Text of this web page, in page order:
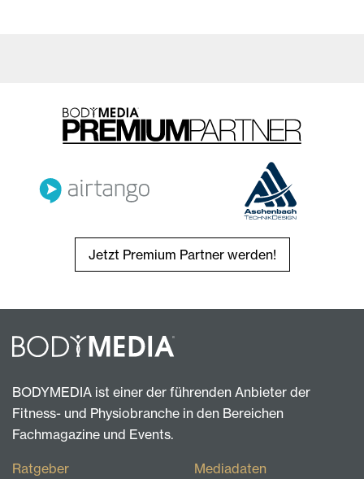
Jetzt Premium Partner werden!
BODYMEDIA ist einer der führenden Anbieter der
Fitness- und Physiobranche in den Bereichen
Fachmagazine und Events.
Ratgeber Mediadaten